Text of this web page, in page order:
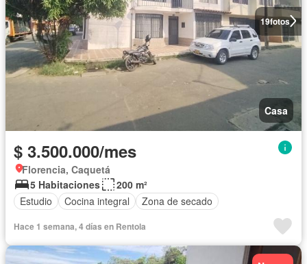
19fotos
Casa
$ 3.500.000/mes
Florencia, Caquetá
5 Habitaciones
200 m²
Estudio
Cocina integral Zona de secado
Hace 1 semana, 4 días en Rentola